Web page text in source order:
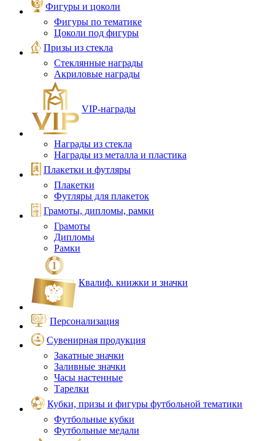
Фигуры и цоколи
Фигуры по тематике
Цоколи под фигуры
Призы из стекла
Стеклянные награды
Акриловые награды
VIP‑награды
Награды из стекла
Награды из металла и пластика
Плакетки и футляры
Плакетки
Футляры для плакеток
Грамоты, дипломы, рамки
Грамоты
Дипломы
Рамки
Квалиф. книжки и значки
Персонализация
Сувенирная продукция
Закатные значки
Заливные значки
Часы настенные
Тарелки
Кубки, призы и фигуры футбольной тематики
Футбольные кубки
Футбольные медали